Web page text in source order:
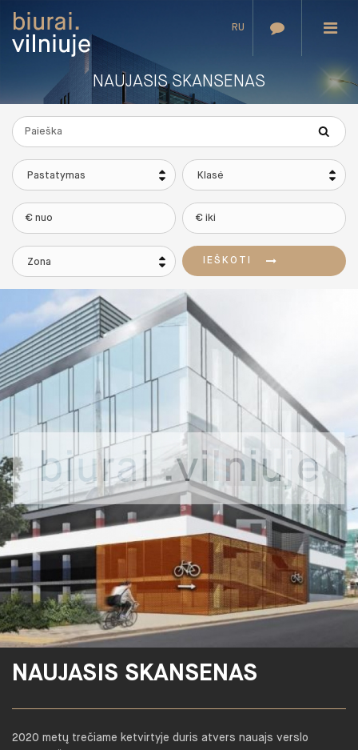
RU
NAUJASIS SKANSENAS
Pastatymas Klasė
Zona IEŠKOTI
NAUJASIS SKANSENAS
2020 metų trečiame ketvirtyje duris atvers nauajs verslo